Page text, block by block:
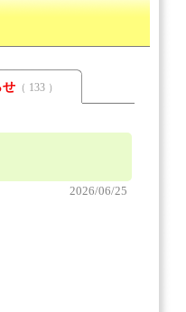
せ （ 133 ）
2026/06/25